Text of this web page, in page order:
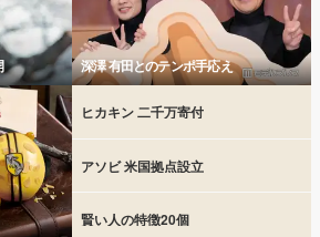
深澤 有田とのテンポ手応え
ヒカキン 二千万寄付
アソビ 米国拠点設立
賢い人の特徴20個